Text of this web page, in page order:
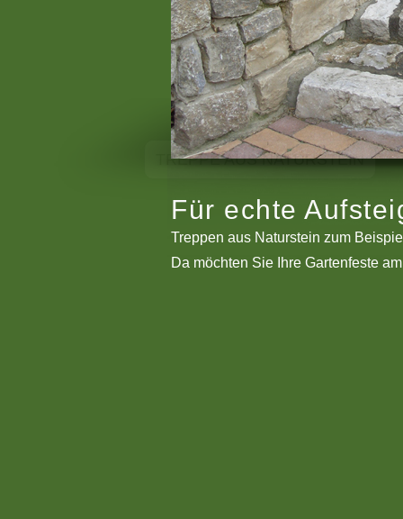
Für echte
Treppen aus Naturstein zum
Da möchten Sie Ihre Gartenfeste